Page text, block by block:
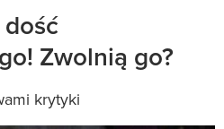
Zwolnią go?
krytyki